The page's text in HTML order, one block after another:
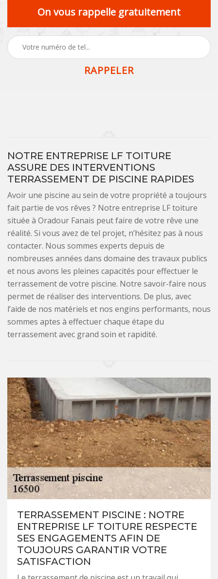
On vous rappelle gratuitement
NOTRE ENTREPRISE LF TOITURE
ASSURE DES INTERVENTIONS
TERRASSEMENT DE PISCINE RAPIDES
Avoir une piscine au sein de votre propriété a toujours
fait partie de vos rêves ? Notre entreprise LF toiture
située à Oradour Fanais peut faire de votre rêve une
réalité. Si vous avez de tel projet, n’hésitez pas à nous
contacter. Nous sommes experts depuis de
nombreuses années dans domaine des travaux publics
et nous avons les pleines capacités pour effectuer le
terrassement de votre piscine. Notre savoir-faire nous
permet de réaliser des interventions. De plus, avec
l’aide de nos matériels et nos engins performants, nous
sommes aptes à effectuer chaque étape du
terrassement avec grand soin et rapidité.
TERRASSEMENT PISCINE : NOTRE
ENTREPRISE LF TOITURE RESPECTE
SES ENGAGEMENTS AFIN DE
TOUJOURS GARANTIR VOTRE
SATISFACTION